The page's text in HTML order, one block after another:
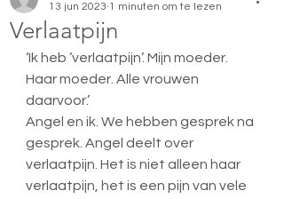
Verlaatpijn
13 jun 2023 1 minuten om te lezen
‘Ik heb ‘verlaatpijn’. Mijn moeder.
Haar moeder. Alle vrouwen
daarvoor.’
Angel en ik. We hebben gesprek na
gesprek. Angel deelt over
verlaatpijn. Het is niet alleen haar
verlaatpijn, het is een pijn van vele